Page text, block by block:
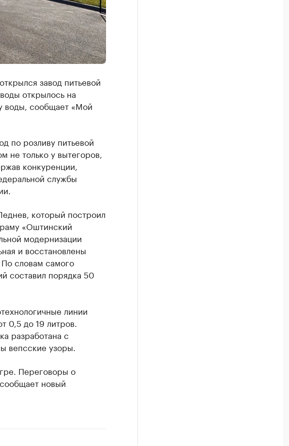
завод питьевой
открылось на
воды, сообщает «Мой
по розливу питьевой
не только у вытегоров,
конкуренции,
службы
который построил
«Оштинский
модернизации
и восстановлены
словам самого
составил порядка 50
линии
0,5 до 19 литров.
разработана с
вепсские узоры.
Переговоры о
новый